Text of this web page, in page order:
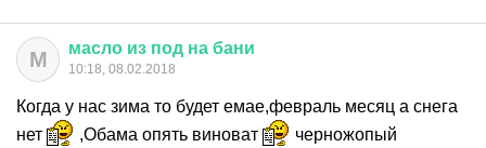
М масло из под на бани
10:18, 08.02.2018
Когда у нас зима то будет емае,февраль месяц а снега
нет
,Обама опять виноват черножопый